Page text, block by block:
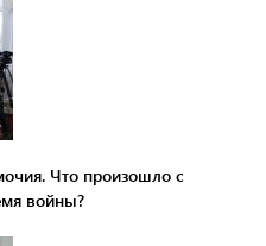
Что произошло с
войны?